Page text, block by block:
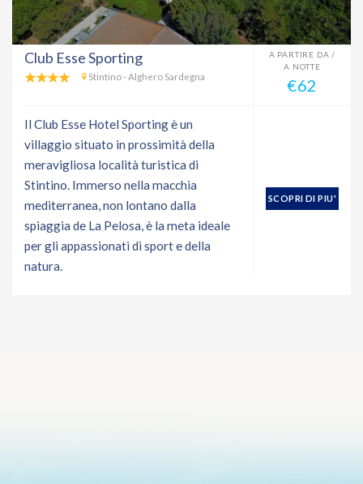
Club Esse Sporting
Stintino - Alghero Sardegna
A PARTIRE DA /
A NOTTE
€62
Il Club Esse Hotel Sporting è un
villaggio situato in prossimità della
meravigliosa località turistica di
Stintino. Immerso nella macchia
mediterranea, non lontano dalla
spiaggia de La Pelosa, è la meta ideale
per gli appassionati di sport e della
natura.
SCOPRI DI PIU'